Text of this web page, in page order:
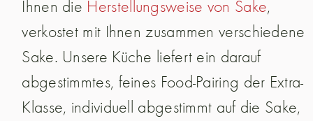
Ihnen die Herstellungsweise von Sake,
verkostet mit Ihnen zusammen verschiedene
Sake. Unsere Küche liefert ein darauf
abgestimmtes, feines Food-Pairing der Extra-
Klasse, individuell abgestimmt auf die Sake,